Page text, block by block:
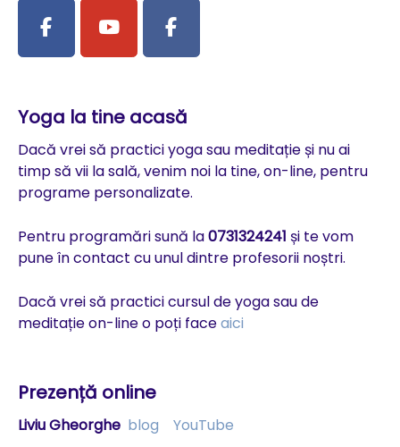
Yoga la tine acasă
Dacă vrei să practici yoga sau meditație și nu ai
timp să vii la sală, venim noi la tine, on-line, pentru
programe personalizate.
Pentru programări sună la0731324241 și te vom
pune în contact cu unul dintre profesorii noștri.
Dacă vrei să practici cursul de yoga sau de
meditație on-line o poți faceaici
Prezență online
Liviu Gheorghe blog YouTube